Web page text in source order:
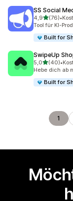
SS Social
4,9von 5
(76)
76 •
Tool für KI-
Built for
SwipeUp
5,0von 5
(40)
40 •
Hebe dich ab
Built for
1